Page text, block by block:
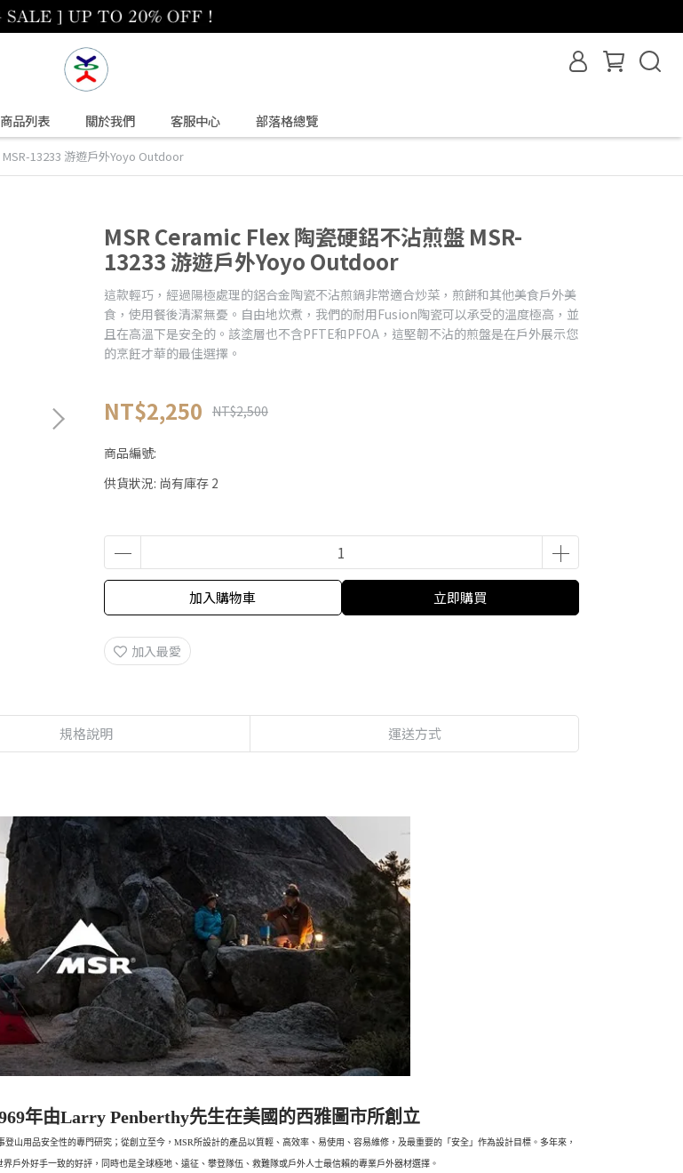
商品列表 關於我們 客服中心 部落格總覽
13233 游遊戶外Yoyo Outdoor
MSR Ceramic Flex 陶瓷硬鋁不沾煎盤 MSR-
13233 游遊戶外Yoyo Outdoor
這款輕巧，經過陽極處理的鋁合金陶瓷不沾煎鍋非常適合炒菜，煎餅和其他美食戶外美
食，使用餐後清潔無憂。自由地炊煮，我們的耐用Fusion陶瓷可以承受的溫度極高，並
且在高溫下是安全的。該塗層也不含PFTE和PFOA，這堅韌不沾的煎盤是在戶外展示您
的烹飪才華的最佳選擇。
NT$2,250 NT$2,500
商品編號:
供貨狀況: 尚有庫存 2
加入購物車 立即購買
加入最愛
規格說明 運送方式
年由Larry Penberthy先生在美國的西雅圖市所創立
山用品安全性的專門研究；從創立至今，MSR所設計的產品以質輕、高效率、易使用、容易維修，及最重要的「安全」作為設計目標。多年來，
外好手一致的好評，同時也是全球極地、遠征、攀登隊伍、救難隊或戶外人士最信賴的專業戶外器材選擇。